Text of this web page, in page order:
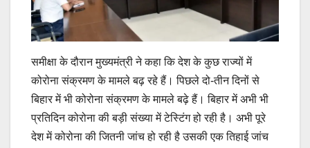
समीक्षा के दौरान मुख्यमंत्री ने कहा कि देश के कुछ राज्यों में
कोरोना संक्रमण के मामले बढ़ रहे हैं। पिछले दो-तीन दिनों से
बिहार में भी कोरोना संक्रमण के मामले बढ़े हैं। बिहार में अभी भी
प्रतिदिन कोरोना की बड़ी संख्या में टेस्टिंग हो रही है। अभी पूरे
देश में कोरोना की जितनी जांच हो रही है उसकी एक तिहाई जांच